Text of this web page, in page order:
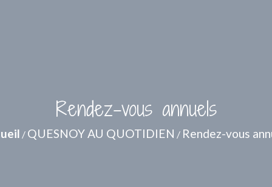
Rendez-vous annuels
/ QUESNOY AU QUOTIDIEN / Rendez-vous